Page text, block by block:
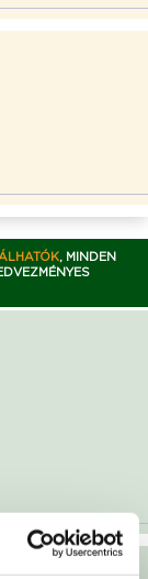
, MINDEN